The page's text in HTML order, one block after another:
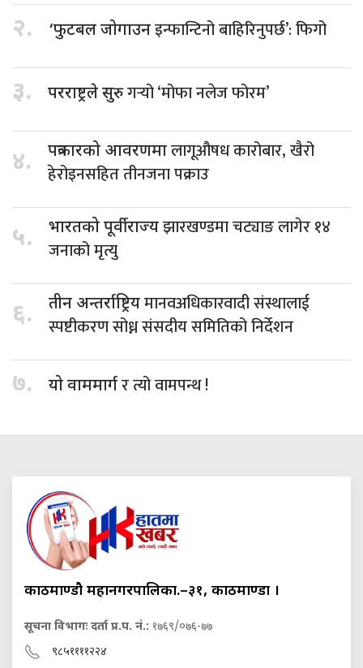
२. ‘फुटबल जोगाउनइन्फान्टिनो बाहिरिनुपर्छ’: फिगो
३. परराष्ट्रले सुरुगर्‍यो ‘मोफा नलेज फोरम’
४. पत्रकारको आवरणमालागूऔषध कारोबार, खैरो
हेरोइनसहित तीनजना पक्राउ
५. भारतको पूर्वीराज्यझारखण्डमा चट्याङ लागेर १४
जनाको मृत्यु
६. तीन अन्तर्राष्ट्रियमानवअधिकारवादी संस्थालाई
स्पष्टीकरण सोध्न संसदीय समितिको निर्देशन
७. यो वाममार्गर त्यो वामपन्थ !
काठमाण्डौ महानगरपालिका.–३१, काठमाण्डौं ।
सूचना विभागः दर्ता प्र.प. नं.: १७६९/०७६-७७
९८५११११२२४